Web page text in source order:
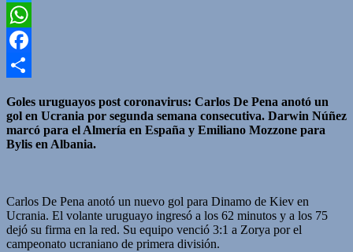
Twitter
WhatsApp
Facebook
Goles uruguayos post coronavirus: Carlos De Pena anotó un
gol en Ucrania por segunda semana consecutiva. Darwin Núñez
marcó para el Almería en España y Emiliano Mozzone para
Bylis en Albania.
Carlos De Pena anotó un nuevo gol para Dinamo de Kiev en
Ucrania. El volante uruguayo ingresó a los 62 minutos y a los 75
dejó su firma en la red. Su equipo venció 3:1 a Zorya por el
campeonato ucraniano de primera división.